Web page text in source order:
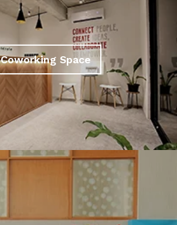
Coworking Space